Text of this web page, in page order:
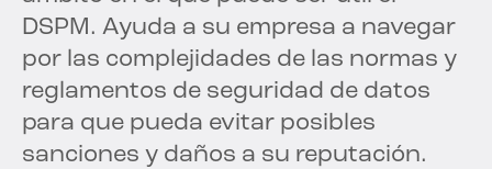
DSPM. Ayuda a su empresa a navegar
por las complejidades de las normas y
reglamentos de seguridad de datos
para que pueda evitar posibles
sanciones y daños a su reputación.